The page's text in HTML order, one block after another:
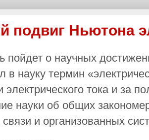
подвиг Ньютона
пойдет о научных
в науку термин
электрического тока и за
науки об общих
и организованных